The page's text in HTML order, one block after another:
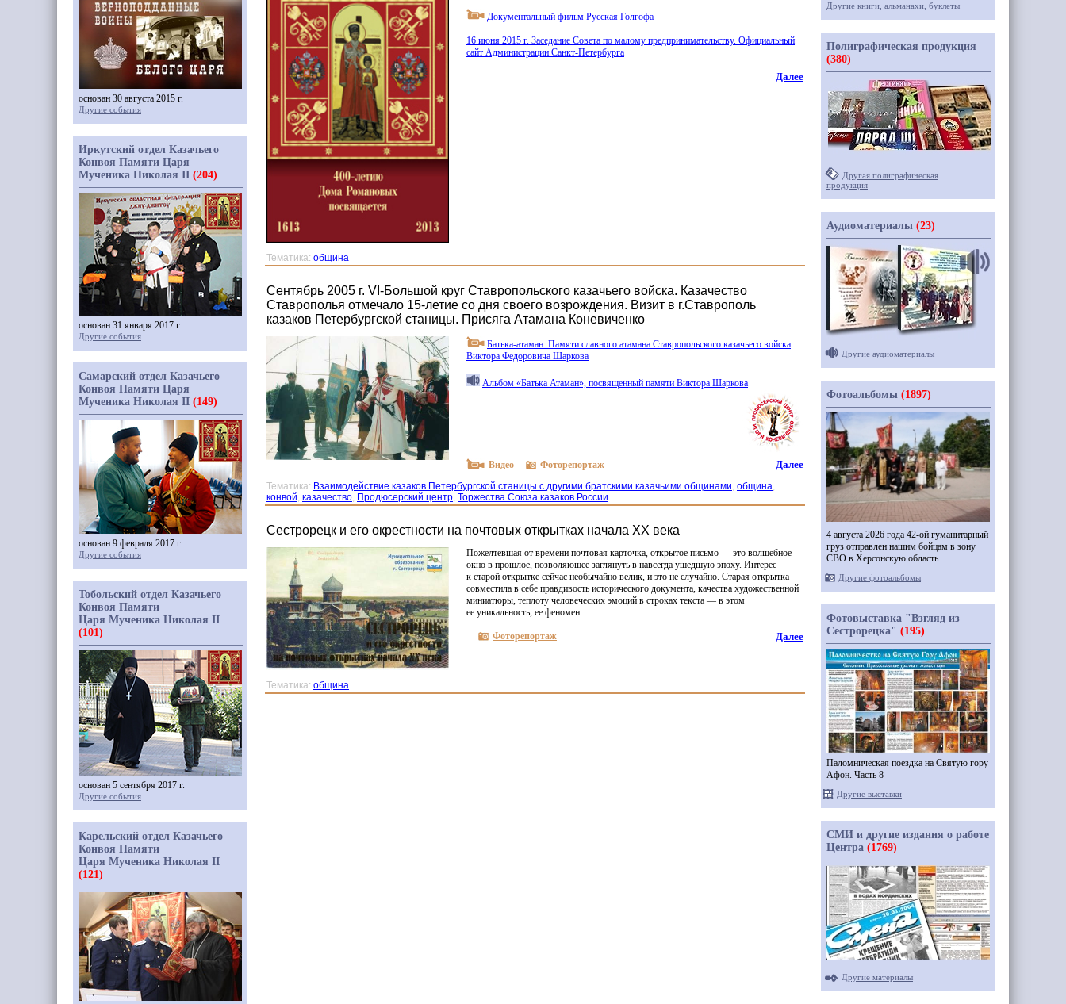
Документальный фильм Русская Голгофа
16 июня 2015 г. Заседание Совета по малому предпринимательству. Официальный
сайт Администрации Санкт-Петербурга
Далее
Тематика: община
Сентябрь 2005 г. VI-Большой круг Ставропольского казачьего войска. Казачество
Ставрополья отмечало 15-летие со дня своего возрождения. Визит в г.Ставрополь
казаков Петербургской станицы. Присяга Атамана Коневиченко
Батька-атаман. Памяти славного атамана Ставропольского казачьего войска
Виктора Федоровича Шаркова
Альбом «Батька Атаман», посвященный памяти Виктора Шаркова
Далее
Видео
Фоторепортаж
Тематика: Взаимодействие казаков Петербургской станицы с другими братскими казачьими общинами, община,
конвой, казачество, Продюсерский центр, Торжества Союза казаков России
Сестрорецк и его окрестности на почтовых открытках начала XX века
Пожелтевшая от времени почтовая карточка, открытое письмо — это волшебное
окно в прошлое, позволяющее заглянуть в навсегда ушедшую эпоху. Интерес
к старой открытке сейчас необычайно велик, и это не случайно. Старая от­крытка
совместила в себе правдивость исторического документа, качества художественной
миниатюры, теплоту человеческих эмо­ций в строках текста — в этом
ее уникальность, ее феномен.
Далее
Фоторепортаж
Тематика: община
основан 30 августа 2015 г.
Другие события
Иркутский отдел Казачьего
Конвоя Памяти Царя
Мученика Николая II (204)
основан 31 января 2017 г.
Другие события
Самарский отдел Казачьего
Конвоя Памяти Царя
Мученика Николая II (149)
основан 9 февраля 2017 г.
Другие события
Тобольский отдел Казачьего
Конвоя Памяти
Царя Мученика Николая II
(101)
основан 5 сентября 2017 г.
Другие события
Карельский отдел Казачьего
Конвоя Памяти
Царя Мученика Николая II
(121)
Другие книги, альманахи, буклеты
Полиграфическая продукция
(380)
Другая полиграфическая
продукция
Аудиоматериалы (23)
Другие аудиоматериалы
Фотоальбомы (1897)
4 августа 2026 года 42-ой гуманитарный
груз отправлен нашим бойцам в зону
СВО в Херсонскую область
Другие фотоальбомы
Фотовыставка "Взгляд из
Сестрорецка" (195)
Паломническая поездка на Святую гору
Афон. Часть 8
Другие выставки
СМИ и другие издания о работе
Центра (1769)
Другие материалы